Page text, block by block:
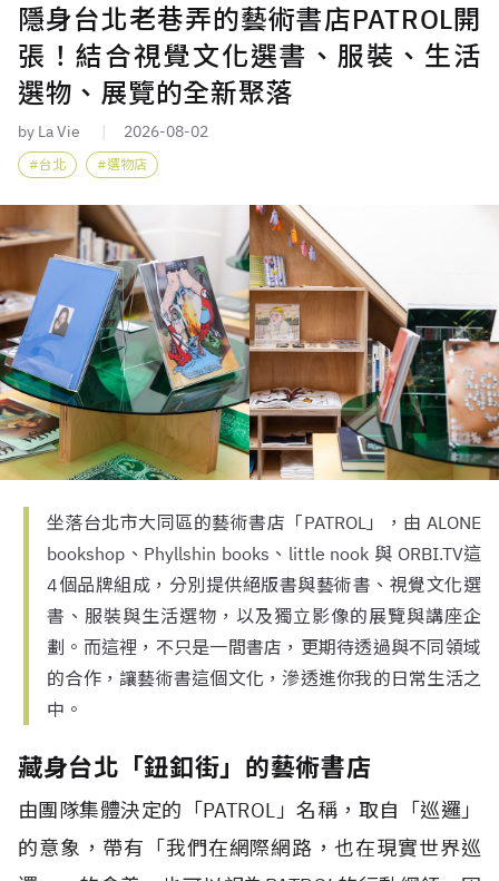
隱身台北老巷弄的藝術書店PATROL開
張！結合視覺文化選書、服裝、生活
選物、展覽的全新聚落
by La Vie 2026-08-02
台北 選物店
坐落台北市大同區的藝術書店「PATROL」，由 ALONE
bookshop、Phyllshin books、little nook 與 ORBI.TV這
4個品牌組成，分別提供絕版書與藝術書、視覺文化選
書、服裝與生活選物，以及獨立影像的展覽與講座企
劃。而這裡，不只是一間書店，更期待透過與不同領域
的合作，讓藝術書這個文化，滲透進你我的日常生活之
中。
藏身台北「鈕釦街」的藝術書店
由團隊集體決定的「PATROL」名稱，取自「巡邏」
的意象，帶有「我們在網際網路，也在現實世界巡